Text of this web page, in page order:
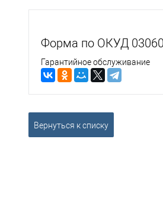
Форма по ОКУД
Гарантийное обслуживание
Вернуться к списку